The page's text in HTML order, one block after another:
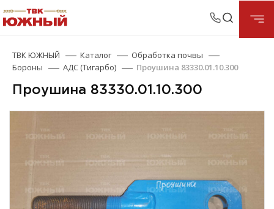
ТВК ЮЖНЫЙ Каталог
Обработка почвы
Бороны
АДС (Тигарбо) Проушина 83330.01.10.300
Проушина 83330.01.10.300